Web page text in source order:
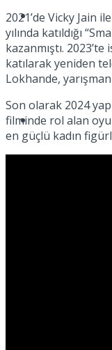
Spor
Podcast
2021’de Vicky Jain
yılında katıldığı
kazanmıştı.
katılarak yeniden
Lokhande,
Son olarak 2024
filminde rol alan
en güçlü kadın